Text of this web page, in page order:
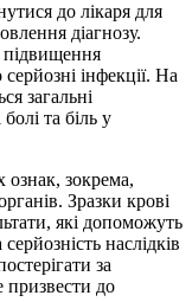
до лікаря для
діагнозу.
інфекції. На
загальні
та біль у
зокрема,
Зразки крові
які допоможуть
наслідків
за
призвести до